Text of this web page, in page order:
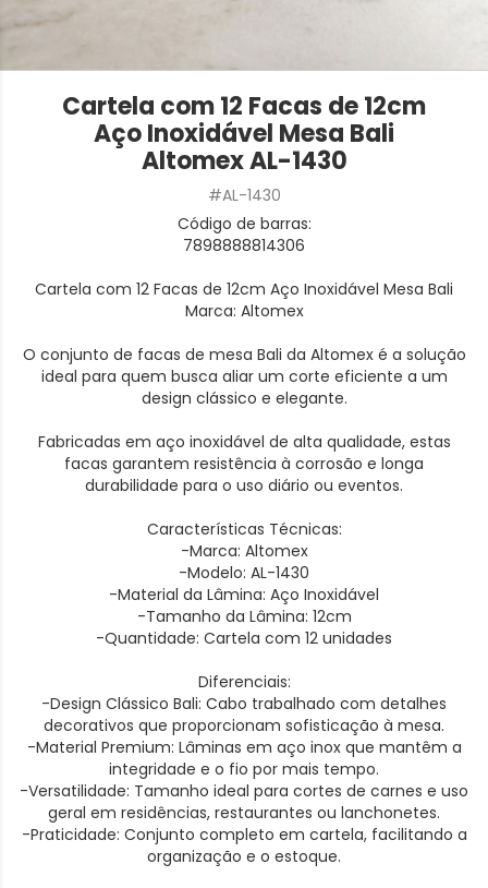
Cartela com 12 Facas de 12cm
Aço Inoxidável Mesa Bali
Altomex AL-1430
#AL-1430
Código de barras:
7898888814306
Cartela com 12 Facas de 12cm Aço Inoxidável Mesa Bali
Marca: Altomex
O conjunto de facas de mesa Bali da Altomex é a solução
ideal para quem busca aliar um corte eficiente a um
design clássico e elegante.
Fabricadas em aço inoxidável de alta qualidade, estas
facas garantem resistência à corrosão e longa
durabilidade para o uso diário ou eventos.
Características Técnicas:
-Marca: Altomex
-Modelo: AL-1430
-Material da Lâmina: Aço Inoxidável
-Tamanho da Lâmina: 12cm
-Quantidade: Cartela com 12 unidades
Diferenciais:
-Design Clássico Bali: Cabo trabalhado com detalhes
decorativos que proporcionam sofisticação à mesa.
-Material Premium: Lâminas em aço inox que mantêm a
integridade e o fio por mais tempo.
-Versatilidade: Tamanho ideal para cortes de carnes e uso
geral em residências, restaurantes ou lanchonetes.
-Praticidade: Conjunto completo em cartela, facilitando a
organização e o estoque.